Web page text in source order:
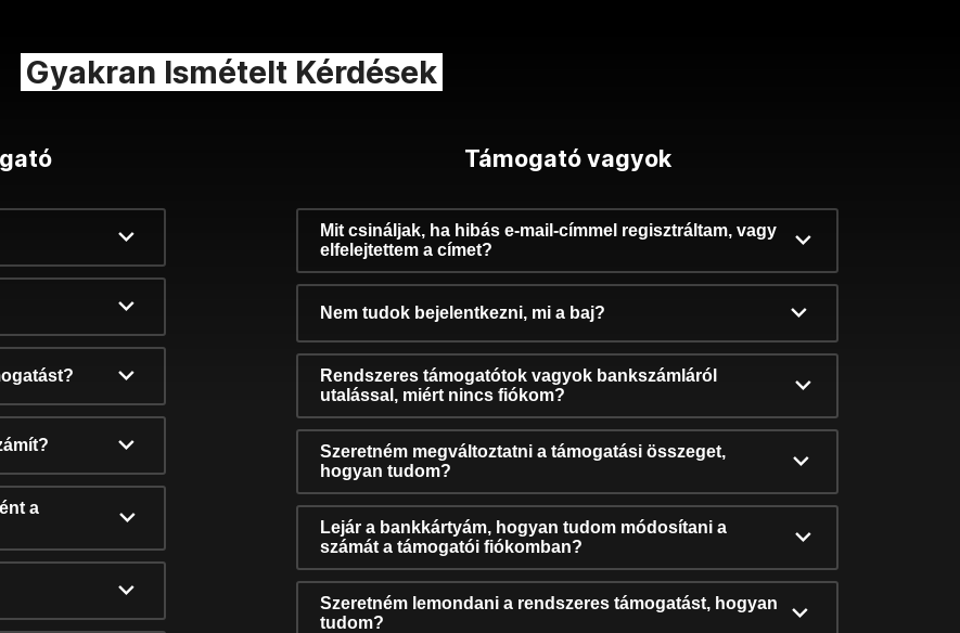
Gyakran Ismételt Kérdések
a
Támogató vagyok
Mit csináljak, ha hibás e-mail-címmel regisztráltam, vagy
elfelejtettem a címet?
Nem tudok bejelentkezni, mi a baj?
Rendszeres támogatótok vagyok bankszámláról
utalással, miért nincs fiókom?
Szeretném megváltoztatni a támogatási összeget,
hogyan tudom?
Lejár a bankkártyám, hogyan tudom módosítani a
számát a támogatói fiókomban?
Szeretném lemondani a rendszeres támogatást, hogyan
tudom?